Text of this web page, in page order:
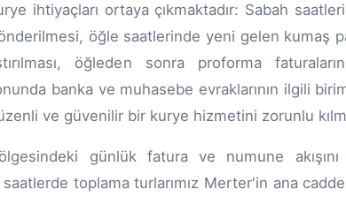
ihtiyaçları ortaya çıkmaktadır: Sabah
öğle saatlerinde yeni gelen kumaş
öğleden sonra proforma
banka ve muhasebe evraklarının ilgili
ve güvenilir bir kurye hizmetini zorunlu
günlük fatura ve numune akışını
toplama turlarımız Merter'in ana